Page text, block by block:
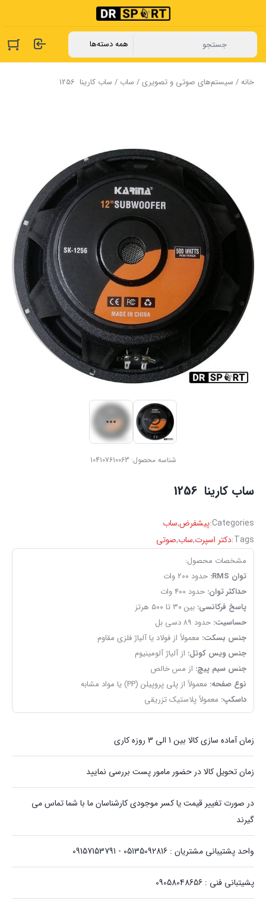
خانه/ سیستم‌های صوتی و تصویری/ ساب / ساب ‏کارینا ‏ 1256
شناسه محصول:104107610063
ساب ‏کارینا ‏ 1256
Categories:پیشفرض,ساب
Tags: دکتر اسپرت,ساب,صوتی
مشخصات محصول:
توان RMS:
حدود ۲۰۰ وات
حداکثر توان: حدود ۴۰۰ وات
پاسخ فرکانسی: بین ۳۰ تا ۵۰۰ هرتز
حساسیت: حدود ۸۹ دسی بل
جنس بسکت: معمولاً از فولاد یا آلیاژ فلزی مقاوم
جنس ویس کوئل: از آلیاژ آلومینیوم
جنس سیم پیچ: از مس خالص
نوع صفحه: معمولاً از پلی پروپیلن (PP) یا مواد مشابه
داسکپ: معمولاً پلاستیک تزریقی
زمان آماده سازی کالا بین 1 الی 3 روزه کاری
زمان تحویل کالا در حضور مامور پست بررسی نمایید
در صورت تغییر قیمت یا کسر موجودی کارشناسان ما با شما تماس می
گیرند
واحد پشتیبانی مشتریان : 05135092816 - 09157153791
پشیتبانی فنی : 09058048656